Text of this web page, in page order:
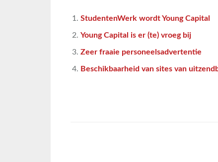
StudentenWerk wordt Young Capital
Young Capital is er (te) vroeg bij
Zeer fraaie personeelsadvertentie
Beschikbaarheid van sites van